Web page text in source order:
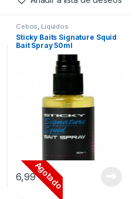
Agotado
€
Añadir a lista de deseos
Cebos,Liquidos
Sticky Baits Signature Squid
Bait Spray 50ml